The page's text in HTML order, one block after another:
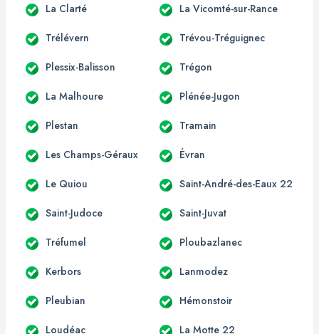
La Clarté La Vicomté-sur-Rance
Trélévern Trévou-Tréguignec
Plessix-Balisson Trégon
La Malhoure Plénée-Jugon
Plestan Tramain
Les Champs-Géraux Évran
Le Quiou Saint-André-des-Eaux 22
Saint-Judoce Saint-Juvat
Tréfumel Ploubazlanec
Kerbors Lanmodez
Pleubian Hémonstoir
Loudéac La Motte 22